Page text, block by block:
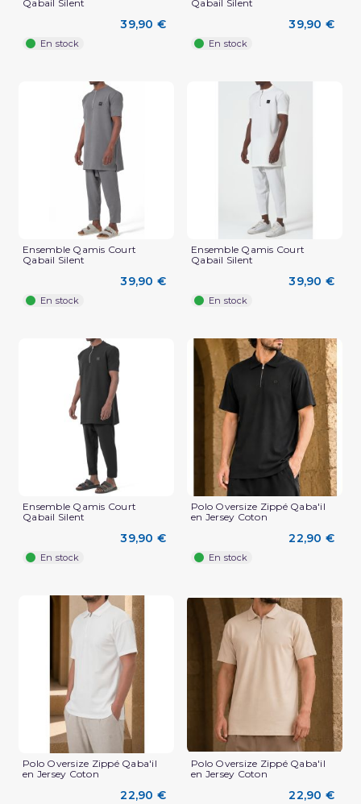
Qabail Silent
39,90 €
En stock
Qabail Silent
39,90 €
En stock
Ensemble Qamis Court
Qabail Silent
39,90 €
En stock
Ensemble Qamis Court
Qabail Silent
39,90 €
En stock
Ensemble Qamis Court
Qabail Silent
39,90 €
En stock
Polo Oversize Zippé Qaba'il
en Jersey Coton
22,90 €
En stock
Polo Oversize Zippé Qaba'il
en Jersey Coton
22,90 €
Polo Oversize Zippé Qaba'il
en Jersey Coton
22,90 €